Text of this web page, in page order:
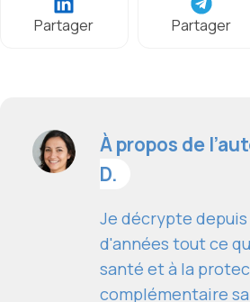
Partager Partager
À propos de
D.
Je décrypte
d'années tout ce
santé et à la
complémentaire